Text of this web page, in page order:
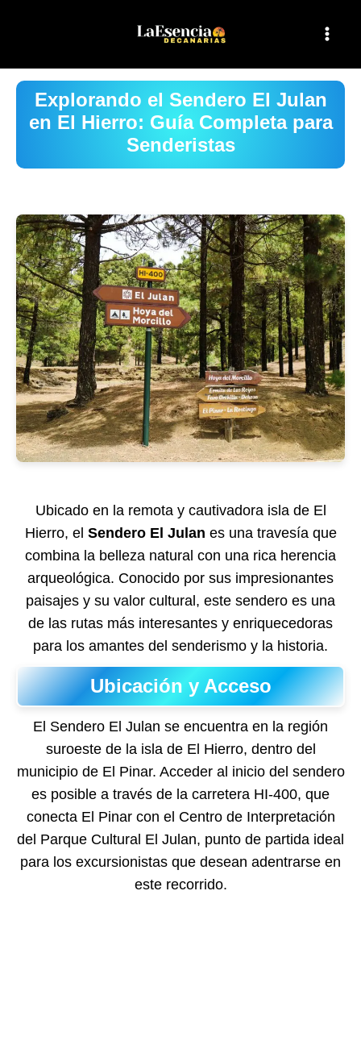
Explorando el Sendero El Julan
en El Hierro: Guía Completa para
Senderistas
Ubicado en la remota y cautivadora isla de El
Hierro, el Sendero El Julan es una travesía que
combina la belleza natural con una rica herencia
arqueológica. Conocido por sus impresionantes
paisajes y su valor cultural, este sendero es una
de las rutas más interesantes y enriquecedoras
para los amantes del senderismo y la historia.
Ubicación y Acceso
El Sendero El Julan se encuentra en la región
suroeste de la isla de El Hierro, dentro del
municipio de El Pinar. Acceder al inicio del sendero
es posible a través de la carretera HI-400, que
conecta El Pinar con el Centro de Interpretación
del Parque Cultural El Julan, punto de partida ideal
para los excursionistas que desean adentrarse en
este recorrido.